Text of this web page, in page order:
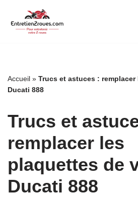
Aller
Accueil » Trucs et astuces :
Ducati 888
Trucs et
remplacer les
plaquettes de
Ducati 888